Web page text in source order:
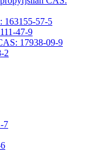
163155-57-5
47-9
17938-09-9
2
7